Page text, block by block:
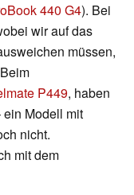
440 G4). Bei
wir auf das
müssen,
P449, haben
ein Modell mit
nicht.
mit dem